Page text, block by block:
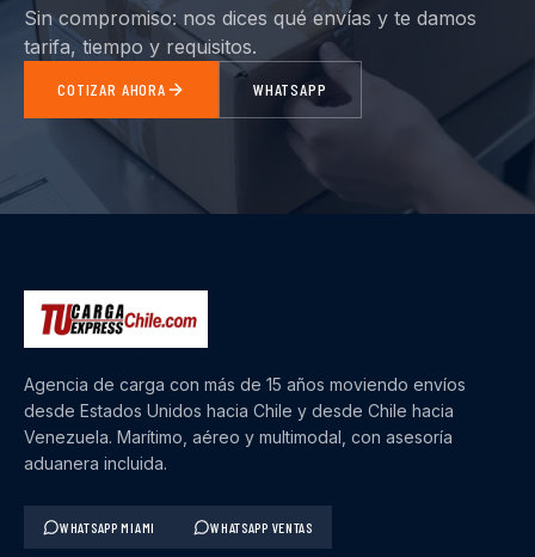
Sin compromiso: nos dices qué envías y te damos
tarifa, tiempo y requisitos.
COTIZAR AHORA WHATSAPP
Agencia de carga con más de 15 años moviendo envíos
desde Estados Unidos hacia Chile y desde Chile hacia
Venezuela. Marítimo, aéreo y multimodal, con asesoría
aduanera incluida.
WHATSAPP MIAMI WHATSAPP VENTAS